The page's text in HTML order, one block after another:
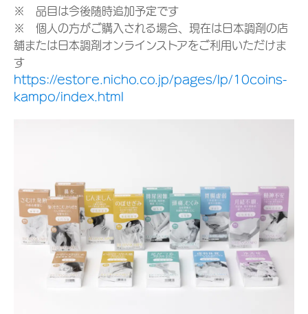
※ 品目は今後随時追加予定です
※ 個人の方がご購入される場合、現在は日本調剤の店
舗または日本調剤オンラインストアをご利用いただけま
す
https://estore.nicho.co.jp/pages/lp/10coins-
kampo/index.html